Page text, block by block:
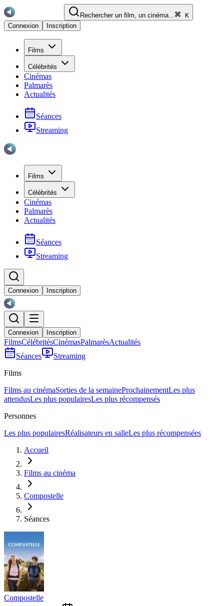
Rechercher un film, un cinéma...
K
Connexion
Inscription
Films
Célébrités
Cinémas
Palmarès
Actualités
Séances
Streaming
Films
Célébrités
Cinémas
Palmarès
Actualités
Séances
Streaming
Connexion Inscription
Connexion Inscription
FilmsCélébritésCinémasPalmarèsActualités
Séances
Streaming
Films
Films au cinémaSorties de la semaineProchainementLes plus
attendusLes plus populairesLes plus récompensés
Personnes
Les plus populairesRéalisateurs en salleLes plus récompensées
Accueil
Films au cinéma
Compostelle
Séances
Compostelle